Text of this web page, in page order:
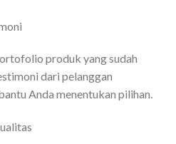
produk yang sudah
dari pelanggan
Anda menentukan pilihan.